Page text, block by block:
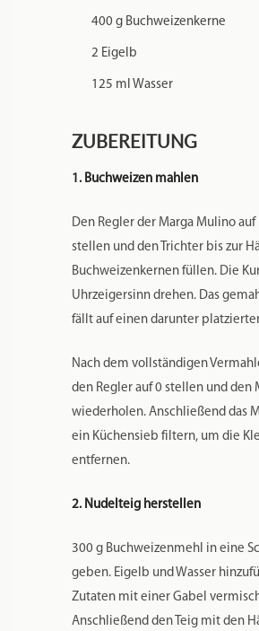
400 g Buchweizenkerne
2 Eigelb
125 ml Wasser
ZUBEREITUNG
1. Buchweizen mahlen
Den Regler der Marga Mulino auf
stellen und den Trichter bis zur
Buchweizenkernen füllen. Die
Uhrzeigersinn drehen. Das
fällt auf einen darunter
Nach dem vollständigen
den Regler auf 0 stellen und den
wiederholen. Anschließend das
ein Küchensieb filtern, um die
entfernen.
2. Nudelteig herstellen
300 g Buchweizenmehl in eine
geben. Eigelb und Wasser
Zutaten mit einer Gabel
Anschließend den Teig mit den